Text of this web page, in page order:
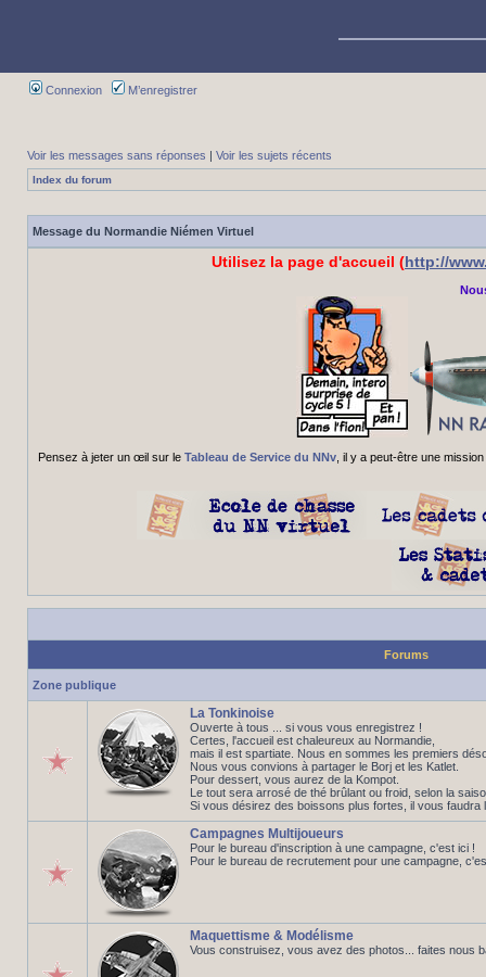
Connexion M’enregistrer
Voir les messages sans réponses | Voir les sujets récents
Index du forum
Message du Normandie Niémen Virtuel
Utilisez la page d'accueil (http://
Pensez à jeter un œil sur le Tableau de Service du NNv, il y a peut-être une
Forums
Zone publique
La Tonkinoise
Ouverte à tous ... si vous vous enregistrez !
Certes, l'accueil est chaleureux au Normandie,
mais il est spartiate. Nous en sommes les premiers
Nous vous convions à partager le Borj et les Katlet.
Pour dessert, vous aurez de la Kompot.
Le tout sera arrosé de thé brûlant ou froid, selon la
Si vous désirez des boissons plus fortes, il vous faudra
Campagnes Multijoueurs
Pour le bureau d'inscription à une campagne, c'est ici !
Pour le bureau de recrutement pour une campagne,
Maquettisme & Modélisme
Vous construisez, vous avez des photos... faites nous